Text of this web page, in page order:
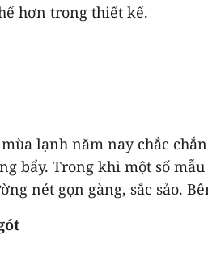
hơn trong thiết kế.
lạnh năm nay chắc
bẩy. Trong khi một số
nét gọn gàng, sắc sảo.